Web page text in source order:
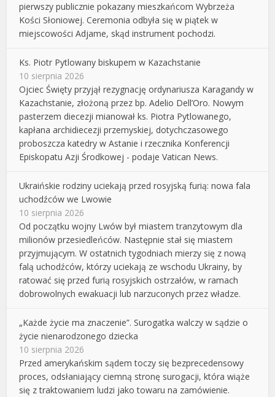
pierwszy publicznie pokazany mieszkańcom Wybrzeża
Kości Słoniowej. Ceremonia odbyła się w piątek w
miejscowości Adjame, skąd instrument pochodzi.
Ks. Piotr Pytlowany biskupem w Kazachstanie
10 sierpnia 2026
Ojciec Święty przyjął rezygnację ordynariusza Karagandy w
Kazachstanie, złożoną przez bp. Adelio Dell’Oro. Nowym
pasterzem diecezji mianował ks. Piotra Pytlowanego,
kapłana archidiecezji przemyskiej, dotychczasowego
proboszcza katedry w Astanie i rzecznika Konferencji
Episkopatu Azji Środkowej - podaje Vatican News.
Ukraińskie rodziny uciekają przed rosyjską furią: nowa fala
uchodźców we Lwowie
10 sierpnia 2026
Od początku wojny Lwów był miastem tranzytowym dla
milionów przesiedleńców. Następnie stał się miastem
przyjmującym. W ostatnich tygodniach mierzy się z nową
falą uchodźców, którzy uciekają ze wschodu Ukrainy, by
ratować się przed furią rosyjskich ostrzałów, w ramach
dobrowolnych ewakuacji lub narzuconych przez władze.
„Każde życie ma znaczenie”. Surogatka walczy w sądzie o
życie nienarodzonego dziecka
10 sierpnia 2026
Przed amerykańskim sądem toczy się bezprecedensowy
proces, odsłaniający ciemną stronę surogacji, która wiąże
się z traktowaniem ludzi jako towaru na zamówienie.